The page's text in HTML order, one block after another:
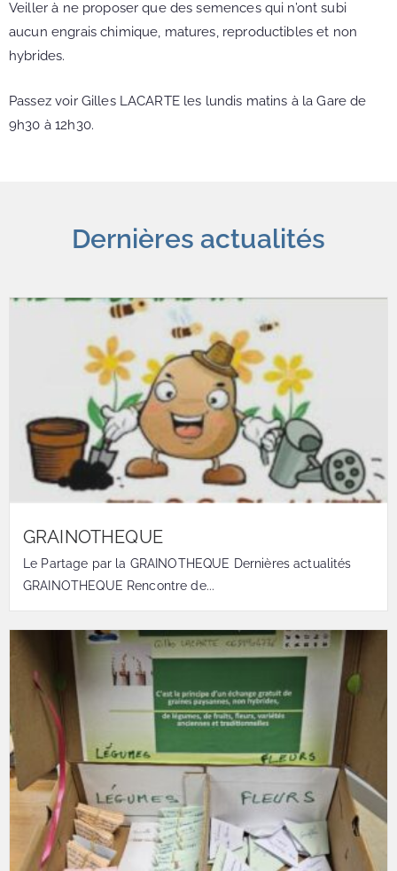
Veiller à ne proposer que des semences qui n’ont subi
aucun engrais chimique, matures, reproductibles et non
hybrides.
Passez voir Gilles LACARTE les lundis matins à la Gare de
9h30 à 12h30.
Dernières actualités
GRAINOTHEQUE
Le Partage par la GRAINOTHEQUE Dernières actualités
GRAINOTHEQUE Rencontre de...